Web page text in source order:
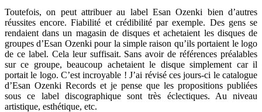
Toutefois, on peut attribuer au label Esan Ozenki bien d’autres
réussites encore. Fiabilité et crédibilité par exemple. Des gens se
rendaient dans un magasin de disques et achetaient les disques de
groupes d’Esan Ozenki pour la simple raison qu’ils portaient le logo
de ce label. Cela leur suffisait. Sans avoir de références préalables
sur ce groupe, beaucoup achetaient le disque simplement car il
portait le logo. C’est incroyable ! J’ai révisé ces jours-ci le catalogue
d’Esan Ozenki Records et je pense que les propositions publiées
sous ce label discographique sont très éclectiques. Au niveau
artistique, esthétique, etc.